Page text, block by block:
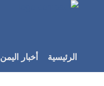
Accessibility
الرئيسي
الأقسام
الرئيسية أخبار اليمن